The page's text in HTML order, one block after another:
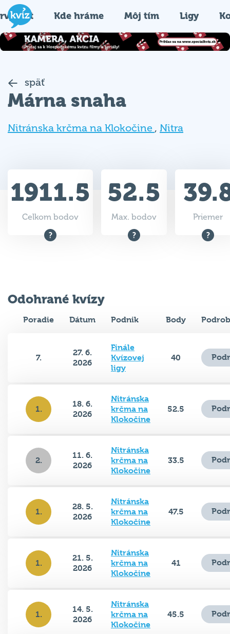
Kde hráme Môj tím Ligy
späť
Márna snaha
Nitránska krčma na Klokočine , Nitra
1911.5
Celkom bodov
52.5
Max. bodov Priemer
Odohrané kvízy
Poradie Dátum Podnik Body
7.
27. 6.
2026
Finále
Kvízovej
ligy
40
1.
18. 6.
2026
Nitránska
krčma na
Klokočine
52.5
2.
11. 6.
2026
Nitránska
krčma na
Klokočine
33.5
1.
28. 5.
2026
Nitránska
krčma na
Klokočine
47.5
1.
21. 5.
2026
Nitránska
krčma na
Klokočine
41
1.
14. 5.
2026
Nitránska
krčma na
Klokočine
45.5